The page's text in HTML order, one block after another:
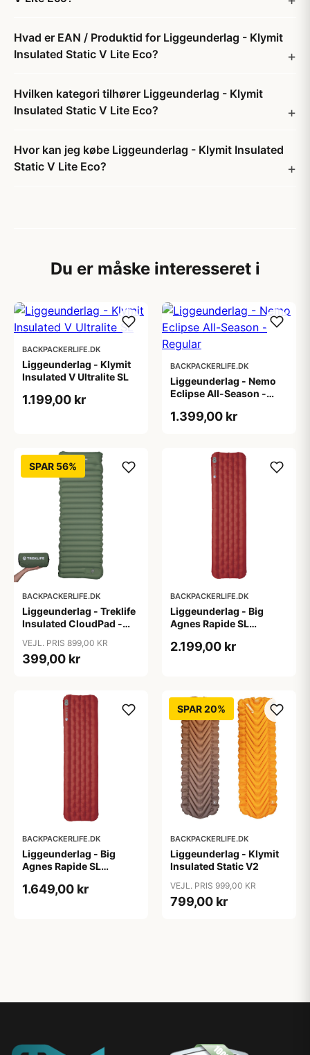
Hvad er EAN / Produktid for Liggeunderlag - Klymit
Insulated Static V Lite Eco?
Hvilken kategori tilhører Liggeunderlag - Klymit
Insulated Static V Lite Eco?
Hvor kan jeg købe Liggeunderlag - Klymit Insulated
Static V Lite Eco?
Du er måske interesseret i
BACKPACKERLIFE.DK
Liggeunderlag - Klymit
Insulated V Ultralite SL
1.199,00 kr
BACKPACKERLIFE.DK
Liggeunderlag - Nemo
Eclipse All-Season -
1.399,00 kr
SPAR 56%
BACKPACKERLIFE.DK
Liggeunderlag - Treklife
Insulated CloudPad -
VEJL. PRIS 899,00 KR
399,00 kr
BACKPACKERLIFE.DK
Liggeunderlag - Big
Agnes Rapide SL
Rød
2.199,00 kr
BACKPACKERLIFE.DK
Liggeunderlag - Big
Agnes Rapide SL
- Rød
1.649,00 kr
SPAR 20%
BACKPACKERLIFE.DK
Liggeunderlag - Klymit
Insulated Static V2
VEJL. PRIS 999,00 KR
799,00 kr